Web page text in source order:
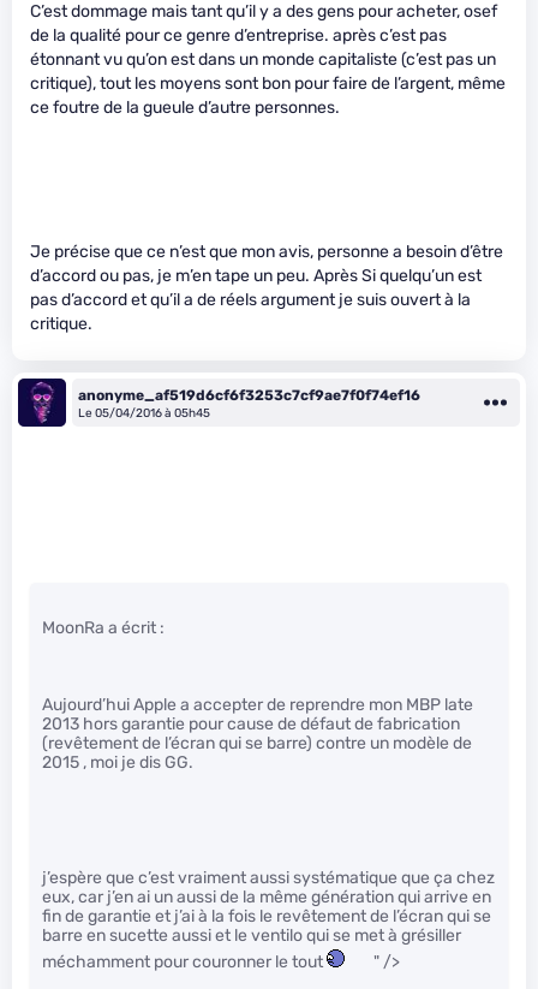
C’est dommage mais tant qu’il y a des gens pour acheter, osef
de la qualité pour ce genre d’entreprise. après c’est pas
étonnant vu qu’on est dans un monde capitaliste (c’est pas un
critique), tout les moyens sont bon pour faire de l’argent, même
ce foutre de la gueule d’autre personnes.
Je précise que ce n’est que mon avis, personne a besoin d’être
d’accord ou pas, je m’en tape un peu. Après Si quelqu’un est
pas d’accord et qu’il a de réels argument je suis ouvert à la
critique.
anonyme_af519d6cf6f3253c7cf9ae7f0f74ef16
Le 05/04/2016 à 05h45
MoonRa a écrit :
Aujourd’hui Apple a accepter de reprendre mon MBP late
2013 hors garantie pour cause de défaut de fabrication
(revêtement de l’écran qui se barre) contre un modèle de
2015 , moi je dis GG.
j’espère que c’est vraiment aussi systématique que ça chez
eux, car j’en ai un aussi de la même génération qui arrive en
fin de garantie et j’ai à la fois le revêtement de l’écran qui se
barre en sucette aussi et le ventilo qui se met à grésiller
méchamment pour couronner le tout
" />